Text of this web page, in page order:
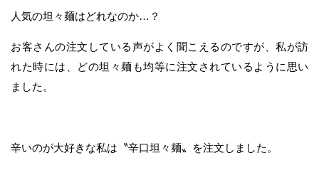
人気の坦々麺はどれなのか…？
お客さんの注文している声がよく聞こえるのですが、私が訪
れた時には、どの坦々麺も均等に注文されているように思い
ました。
辛いのが大好きな私は〝辛口坦々麺〟を注文しました。